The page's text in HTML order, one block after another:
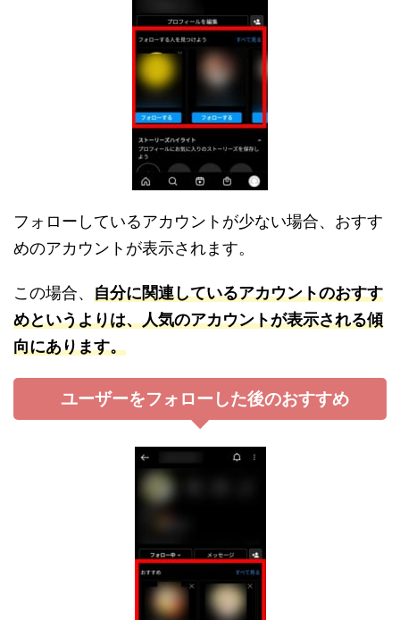
フォローしているアカウントが少ない場合、おすす
めのアカウントが表示されます。
この場合、 自分に関連しているアカウントのおすす
めというよりは、人気のアカウントが表示される傾
向にあります。
ユーザーをフォローした後のおすすめ